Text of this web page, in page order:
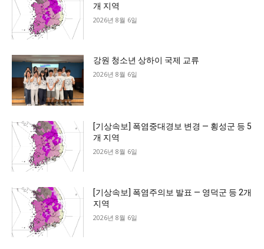
개 지역
2026년 8월 6일
강원 청소년 상하이 국제 교류
2026년 8월 6일
[기상속보] 폭염중대경보 변경 — 횡성군 등 5
개 지역
2026년 8월 6일
[기상속보] 폭염주의보 발표 — 영덕군 등 2개
지역
2026년 8월 6일